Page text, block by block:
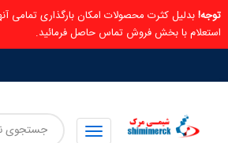
توجه!بدلیل کثرت محصولات امکان بارگذاری تمامی
استعلام با بخش فروش تماس حاصل فرمائید.